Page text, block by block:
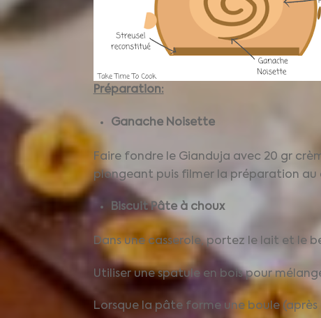
Préparation:
Ganache Noisette
Faire fondre le Gianduja avec 20 gr
plongeant puis filmer la préparation
Biscuit Pâte à choux
Dans une casserole, portez le lait et le
Utiliser une spatule en bois pour
Lorsque la pâte forme une boule (après